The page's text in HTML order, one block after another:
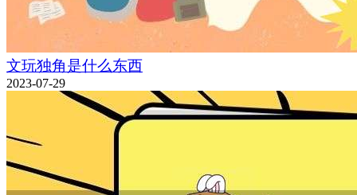
文玩独角是什么东西
2023-07-29